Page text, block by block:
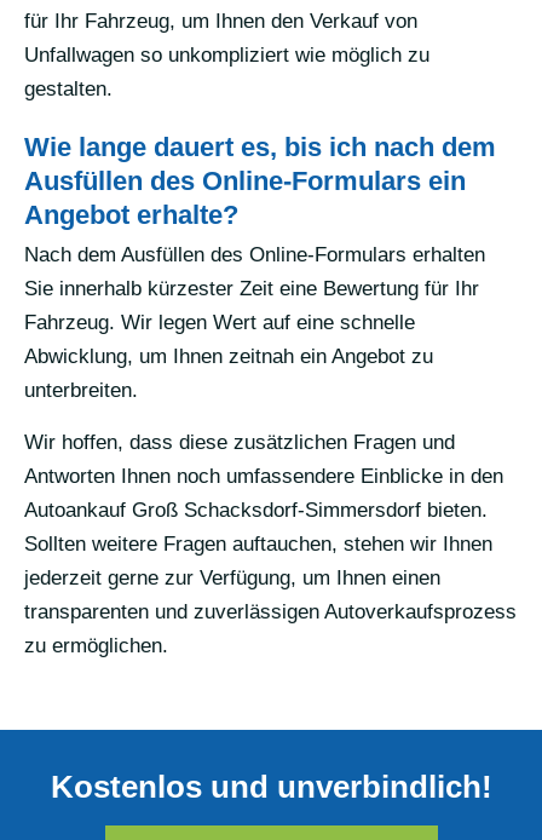
für Ihr Fahrzeug, um Ihnen den Verkauf von
Unfallwagen so unkompliziert wie möglich zu
gestalten.
Wie lange dauert es, bis ich nach dem
Ausfüllen des Online-Formulars ein
Angebot erhalte?
Nach dem Ausfüllen des Online-Formulars erhalten
Sie innerhalb kürzester Zeit eine Bewertung für Ihr
Fahrzeug. Wir legen Wert auf eine schnelle
Abwicklung, um Ihnen zeitnah ein Angebot zu
unterbreiten.
Wir hoffen, dass diese zusätzlichen Fragen und
Antworten Ihnen noch umfassendere Einblicke in den
Autoankauf Groß Schacksdorf-Simmersdorf bieten.
Sollten weitere Fragen auftauchen, stehen wir Ihnen
jederzeit gerne zur Verfügung, um Ihnen einen
transparenten und zuverlässigen Autoverkaufsprozess
zu ermöglichen.
Kostenlos und unverbindlich!